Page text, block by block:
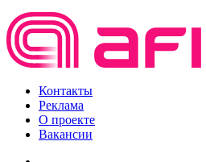
Контакты
Реклама
О проекте
Вакансии